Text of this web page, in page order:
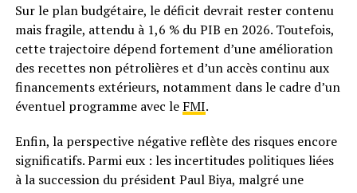
Sur le plan budgétaire, le déficit devrait rester contenu
mais fragile, attendu à 1,6 % du PIB en 2026. Toutefois,
cette trajectoire dépend fortement d’une amélioration
des recettes non pétrolières et d’un accès continu aux
financements extérieurs, notamment dans le cadre d’un
éventuel programme avec le FMI.
Enfin, la perspective négative reflète des risques encore
significatifs. Parmi eux : les incertitudes politiques liées
à la succession du président Paul Biya, malgré une